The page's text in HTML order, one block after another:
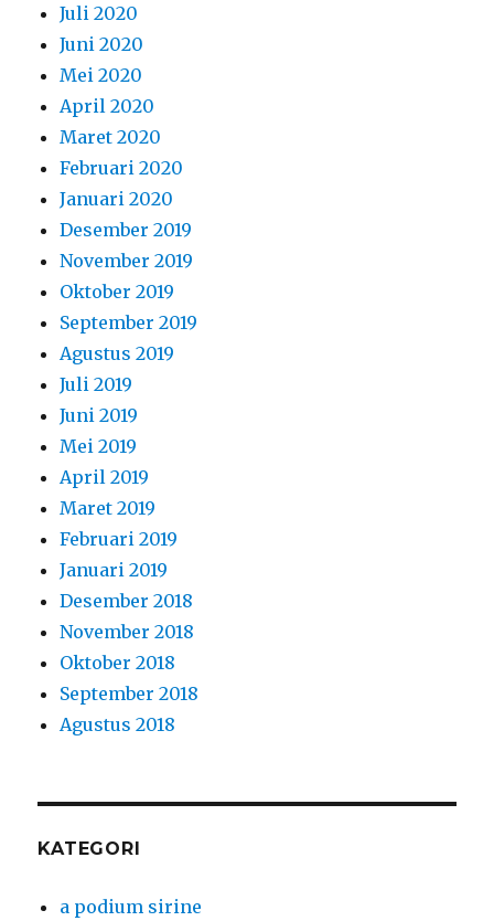
Juli 2020
Juni 2020
Mei 2020
April 2020
Maret 2020
Februari 2020
Januari 2020
Desember 2019
November 2019
Oktober 2019
September 2019
Agustus 2019
Juli 2019
Juni 2019
Mei 2019
April 2019
Maret 2019
Februari 2019
Januari 2019
Desember 2018
November 2018
Oktober 2018
September 2018
Agustus 2018
KATEGORI
a podium sirine